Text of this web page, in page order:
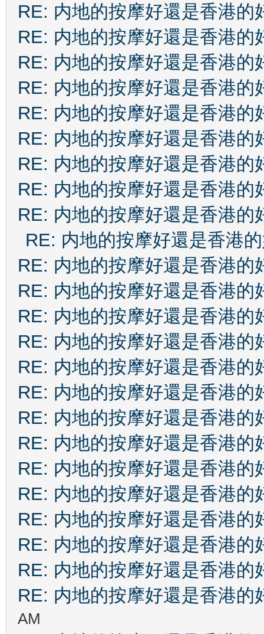
RE: 内地的按摩好還是香港的
RE: 内地的按摩好還是香港的
RE: 内地的按摩好還是香港的
RE: 内地的按摩好還是香港的
RE: 内地的按摩好還是香港的
RE: 内地的按摩好還是香港的
RE: 内地的按摩好還是香港的
RE: 内地的按摩好還是香港的
RE: 内地的按摩好還是香港的
RE: 内地的按摩好還是香港
RE: 内地的按摩好還是香港的
RE: 内地的按摩好還是香港的
RE: 内地的按摩好還是香港的
RE: 内地的按摩好還是香港的
RE: 内地的按摩好還是香港的
RE: 内地的按摩好還是香港的
RE: 内地的按摩好還是香港的
RE: 内地的按摩好還是香港的
RE: 内地的按摩好還是香港的
RE: 内地的按摩好還是香港的
RE: 内地的按摩好還是香港的
RE: 内地的按摩好還是香港的
RE: 内地的按摩好還是香港的
RE: 内地的按摩好還是香港的
AM